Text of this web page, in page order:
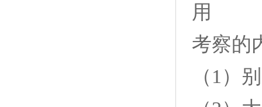
用
考察的
（1）